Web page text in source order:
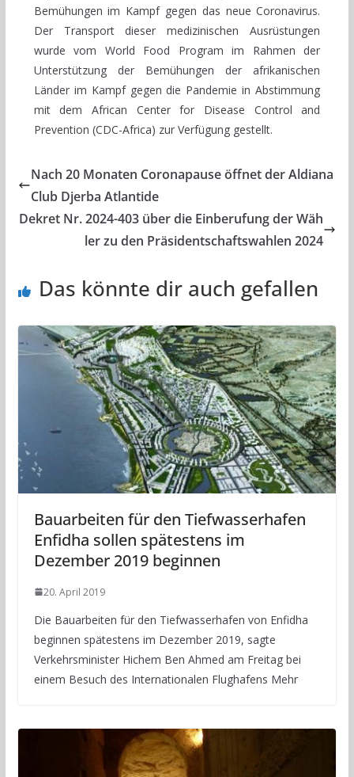
Bemühungen im Kampf gegen das neue Coronavirus.
Der Transport dieser medizinischen Ausrüstungen
wurde vom World Food Program im Rahmen der
Unterstützung der Bemühungen der afrikanischen
Länder im Kampf gegen die Pandemie in Abstimmung
mit dem African Center for Disease Control and
Prevention (CDC-Africa) zur Verfügung gestellt.
Nach 20 Monaten Coronapause öffnet der Aldiana
Club Djerba Atlantide
Dekret Nr. 2024-403 über die Einberufung der Wäh
ler zu den Präsidentschaftswahlen 2024
Das könnte dir auch gefallen
Bauarbeiten für den Tiefwasserhafen
Enfidha sollen spätestens im
Dezember 2019 beginnen
20. April 2019
Die Bauarbeiten für den Tiefwasserhafen von Enfidha
beginnen spätestens im Dezember 2019, sagte
Verkehrsminister Hichem Ben Ahmed am Freitag bei
einem Besuch des Internationalen Flughafens Mehr